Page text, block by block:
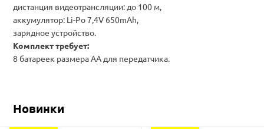
дистанция видеотрансляции: до 100 м,
аккумулятор: Li-Po 7,4V 650mAh,
зарядное устройство.
Комплект требует:
8 батареек размера АА для передатчика
Новинки